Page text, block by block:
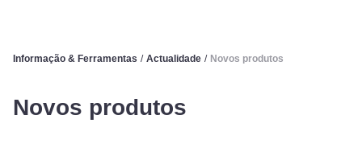
Informação & Ferramentas / Actualidade / Novos produtos
Novos produtos